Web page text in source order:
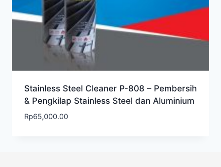
Stainless Steel Cleaner P-808 – Pembersih
& Pengkilap Stainless Steel dan Aluminium
Rp65,000.00